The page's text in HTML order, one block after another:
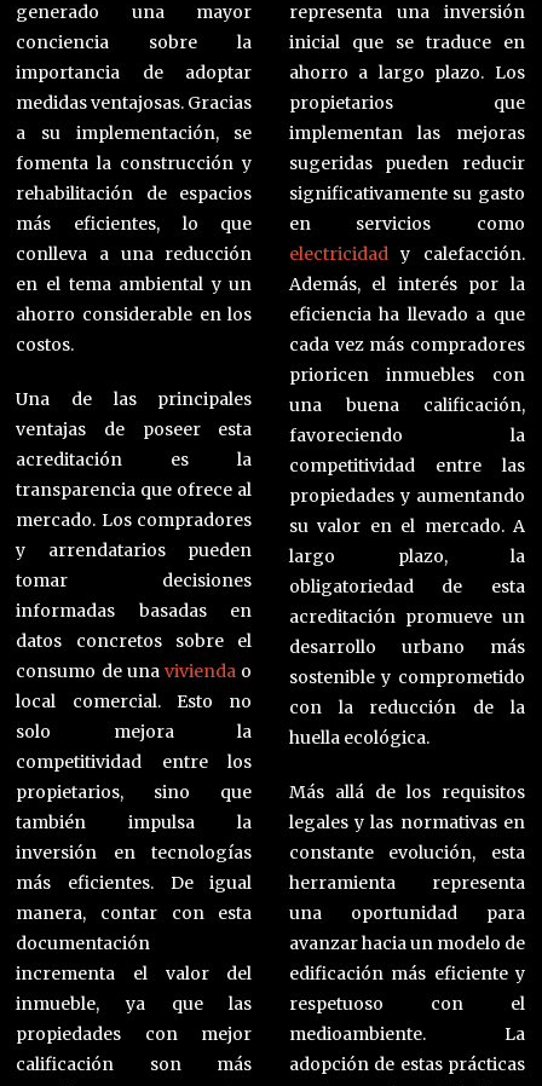
generado una mayor
conciencia sobre la
importancia de adoptar
medidas ventajosas. Gracias
a su implementación, se
fomenta la construcción y
rehabilitación de espacios
más eficientes, lo que
conlleva a una reducción
en el tema ambiental y un
ahorro considerable en los
costos.
Una de las principales
ventajas de poseer esta
acreditación es la
transparencia que ofrece al
mercado. Los compradores
y arrendatarios pueden
tomar decisiones
informadas basadas en
datos concretos sobre el
consumo de unavivienda o
local comercial. Esto no
solo mejora la
competitividad entre los
propietarios, sino que
también impulsa la
inversión en tecnologías
más eficientes. De igual
manera, contar con esta
documentación
incrementa el valor del
inmueble, ya que las
propiedades con mejor
calificación son más
representa una inversión
inicial que se traduce en
ahorro a largo plazo. Los
propietarios que
implementan las mejoras
sugeridas pueden reducir
significativamente su gasto
en servicios como
electricidady calefacción.
Además, el interés por la
eficiencia ha llevado a que
cada vez más compradores
prioricen inmuebles con
una buena calificación,
favoreciendo la
competitividad entre las
propiedades y aumentando
su valor en el mercado. A
largo plazo, la
obligatoriedad de esta
acreditación promueve un
desarrollo urbano más
sostenible y comprometido
con la reducción de la
huella ecológica.
Más allá de los requisitos
legales y las normativas en
constante evolución, esta
herramienta representa
una oportunidad para
avanzar hacia un modelo de
edificación más eficiente y
respetuoso con el
medioambiente. La
adopción de estas prácticas